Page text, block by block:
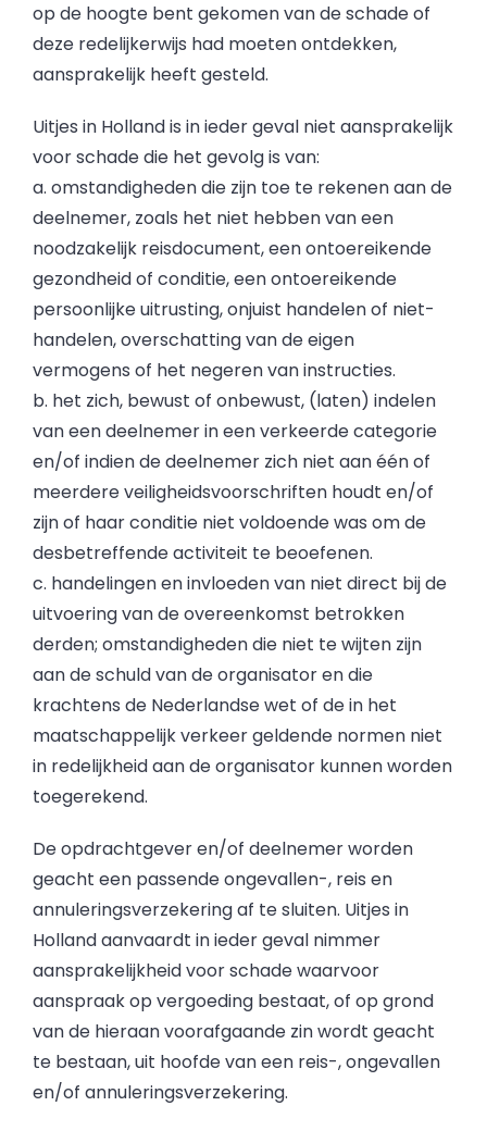
op de hoogte bent gekomen van de schade of
deze redelijkerwijs had moeten ontdekken,
aansprakelijk heeft gesteld.
Uitjes in Holland is in ieder geval niet aansprakelijk
voor schade die het gevolg is van:
a. omstandigheden die zijn toe te rekenen aan de
deelnemer, zoals het niet hebben van een
noodzakelijk reisdocument, een ontoereikende
gezondheid of conditie, een ontoereikende
persoonlijke uitrusting, onjuist handelen of niet-
handelen, overschatting van de eigen
vermogens of het negeren van instructies.
b. het zich, bewust of onbewust, (laten) indelen
van een deelnemer in een verkeerde categorie
en/of indien de deelnemer zich niet aan één of
meerdere veiligheidsvoorschriften houdt en/of
zijn of haar conditie niet voldoende was om de
desbetreffende activiteit te beoefenen.
c. handelingen en invloeden van niet direct bij de
uitvoering van de overeenkomst betrokken
derden; omstandigheden die niet te wijten zijn
aan de schuld van de organisator en die
krachtens de Nederlandse wet of de in het
maatschappelijk verkeer geldende normen niet
in redelijkheid aan de organisator kunnen worden
toegerekend.
De opdrachtgever en/of deelnemer worden
geacht een passende ongevallen-, reis en
annuleringsverzekering af te sluiten. Uitjes in
Holland aanvaardt in ieder geval nimmer
aansprakelijkheid voor schade waarvoor
aanspraak op vergoeding bestaat, of op grond
van de hieraan voorafgaande zin wordt geacht
te bestaan, uit hoofde van een reis-, ongevallen
en/of annuleringsverzekering.